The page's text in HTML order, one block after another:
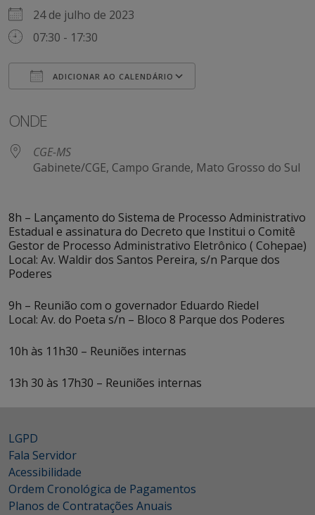
24 de julho de 2023
07:30 - 17:30
ADICIONAR AO CALENDÁRIO
ONDE
CGE-MS
Gabinete/CGE, Campo Grande, Mato Grosso do Sul
8h – Lançamento do Sistema de Processo Administrativo
Estadual e assinatura do Decreto que Institui o Comitê
Gestor de Processo Administrativo Eletrônico ( Cohepae)
Local: Av. Waldir dos Santos Pereira, s/n Parque dos
Poderes
9h – Reunião com o governador Eduardo Riedel
Local: Av. do Poeta s/n – Bloco 8 Parque dos Poderes
10h às 11h30 – Reuniões internas
13h 30 às 17h30 – Reuniões internas
LGPD
Fala Servidor
Acessibilidade
Ordem Cronológica de Pagamentos
Planos de Contratações Anuais